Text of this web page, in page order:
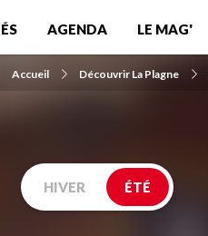
AGENDA LE MAG'
Accueil Découvrir La Plagne
HIVER ÉTÉ